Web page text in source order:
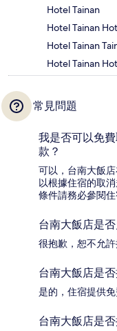
Hotel Tainan
Hotel Tainan
Hotel Tainan
Hotel Tainan
常見問題
我是否可以免
款？
可以，台南大飯
以根據住宿的取
條件請務必參閱住
台南大飯店是
很抱歉，恕不允許
台南大飯店是
是的，住宿提供免
台南大飯店是